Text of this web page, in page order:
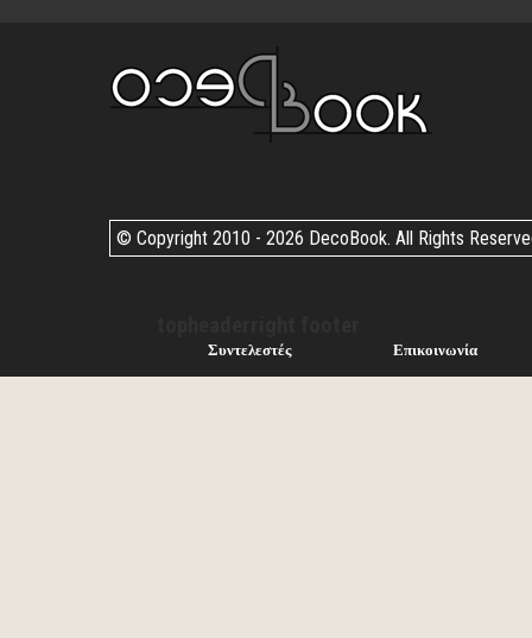
© Copyright 2010 - 2026 DecoBook. All Rights
Συντελεστές Επικοινωνία